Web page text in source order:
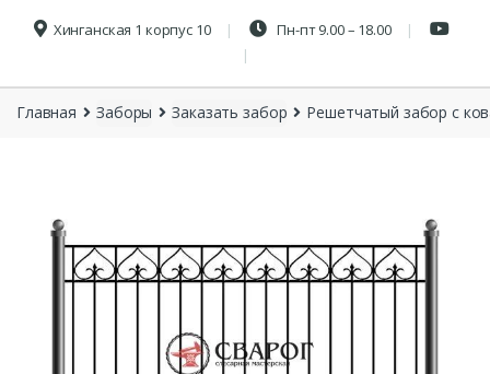
Хинганская 1 корпус 10 Пн-пт 9.00 – 18.00
Главная Заборы Заказать забор Решетчатый забор с